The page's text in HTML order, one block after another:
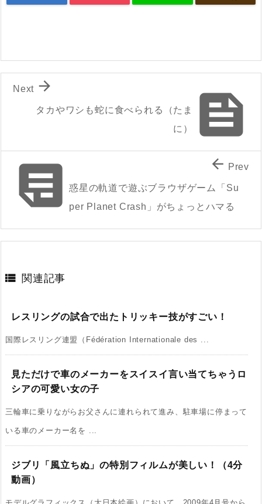

タカやワシも蛇に食べられる（たま
に）

Next
惑星の軌道で遊ぶブラウザゲーム「Su
per Planet Crash」がちょっとハマる
 Prev
 関連記事
レスリングの試合で出たトリッキー技がすごい！
国際レスリング連盟（Fédération Internationale des ...
見ただけで車のメーカーをスイスイ言い当てちゃうロ
シアの可愛い女の子
三輪車に乗りながらお父さんに連れられて進み、駐車場に停まって
いる車のメーカー名を ...
ジブリ「風立ちぬ」の特別フィルムが美しい！（4分
動画）